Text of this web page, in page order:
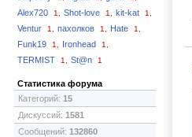
Alex720 1, Shot-love 1, kit-kat 1,
Ventur 1, пахолков 1, Hate 1,
Funk19 1, Ironhead 1,
TERMIST 1, St@n 1
Статистика форума
Категорий: 15
Дискуссий: 1581
Сообщений: 132860